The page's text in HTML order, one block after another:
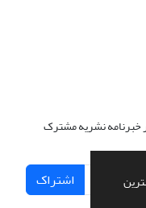
خبرنامه نشریه مشترک
اشتراک